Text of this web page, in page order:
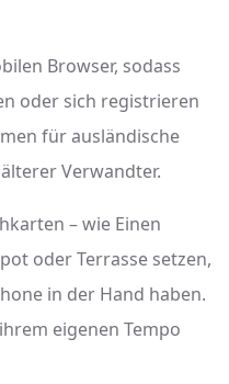
Browser, sodass
oder sich registrieren
für ausländische
Verwandter.
– wie Einen
oder Terrasse setzen,
in der Hand haben.
eigenen Tempo